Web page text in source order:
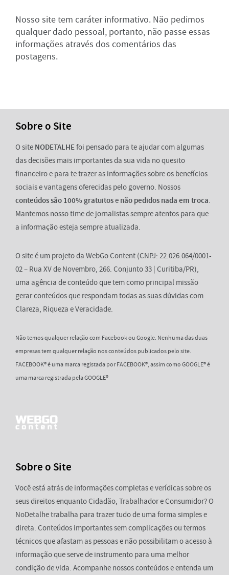
Nosso site tem caráter informativo. Não pedimos
qualquer dado pessoal, portanto, não passe essas
informações através dos comentários das
postagens.
Sobre o Site
O site NODETALHEfoi pensado para te ajudar com algumas
das decisões mais importantes da sua vida no quesito
financeiro e para te trazer as informações sobre os benefícios
sociais e vantagens oferecidas pelo governo. Nossos
conteúdos são 100% gratuitose não pedidos nada em troca.
Mantemos nosso time de jornalistas sempre atentos para que
a informação esteja sempre atualizada.
O site é um projeto da WebGo Content (CNPJ: 22.026.064/0001-
02 – Rua XV de Novembro, 266. Conjunto 33 | Curitiba/PR),
uma agência de conteúdo que tem como principal missão
gerar conteúdos que respondam todas as suas dúvidas com
Clareza, Riqueza e Veracidade.
Não temos qualquer relação com Facebook ou Google. Nenhuma das duas
empresas tem qualquer relação nos conteúdos publicados pelo site.
FACEBOOK® é uma marca registada por FACEBOOK®, assim como GOOGLE® é
uma marca registrada pela GOOGLE®
Sobre o Site
Você está atrás de informações completas e verídicas sobre os
seus direitos enquanto Cidadão, Trabalhador e Consumidor? O
NoDetalhe trabalha para trazer tudo de uma forma simples e
direta. Conteúdos importantes sem complicações ou termos
técnicos que afastam as pessoas e não possibilitam o acesso à
informação que serve de instrumento para uma melhor
condição de vida. Acompanhe nossos conteúdos e entenda um